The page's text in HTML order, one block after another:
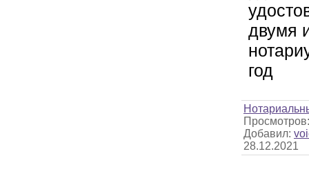
двумя
год
Просмотров:
Добавил:
28.12.2021